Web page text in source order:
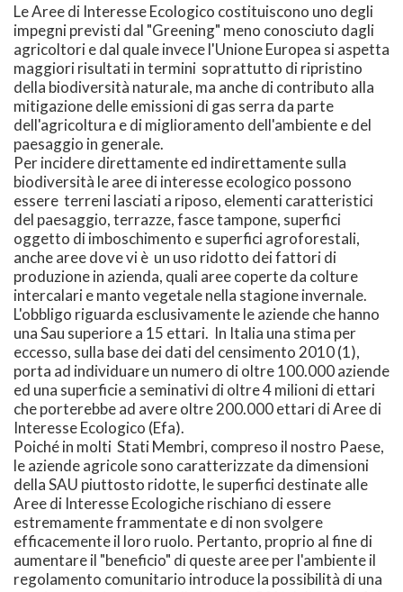
Le Aree di Interesse Ecologico costituiscono uno degli
impegni previsti dal "Greening" meno conosciuto dagli
agricoltori e dal quale invece l'Unione Europea si aspetta
maggiori risultati in termini soprattutto di ripristino
della biodiversità naturale, ma anche di contributo alla
mitigazione delle emissioni di gas serra da parte
dell'agricoltura e di miglioramento dell'ambiente e del
paesaggio in generale.
Per incidere direttamente ed indirettamente sulla
biodiversità le aree di interesse ecologico possono
essere terreni lasciati a riposo, elementi caratteristici
del paesaggio, terrazze, fasce tampone, superfici
oggetto di imboschimento e superfici agroforestali,
anche aree dove vi è un uso ridotto dei fattori di
produzione in azienda, quali aree coperte da colture
intercalari e manto vegetale nella stagione invernale.
L'obbligo riguarda esclusivamente le aziende che hanno
una Sau superiore a 15 ettari. In Italia una stima per
eccesso, sulla base dei dati del censimento 2010 (1),
porta ad individuare un numero di oltre 100.000 aziende
ed una superficie a seminativi di oltre 4 milioni di ettari
che porterebbe ad avere oltre 200.000 ettari di Aree di
Interesse Ecologico (Efa).
Poiché in molti Stati Membri, compreso il nostro Paese,
le aziende agricole sono caratterizzate da dimensioni
della SAU piuttosto ridotte, le superfici destinate alle
Aree di Interesse Ecologiche rischiano di essere
estremamente frammentate e di non svolgere
efficacemente il loro ruolo. Pertanto, proprio al fine di
aumentare il "beneficio" di queste aree per l'ambiente il
regolamento comunitario introduce la possibilità di una